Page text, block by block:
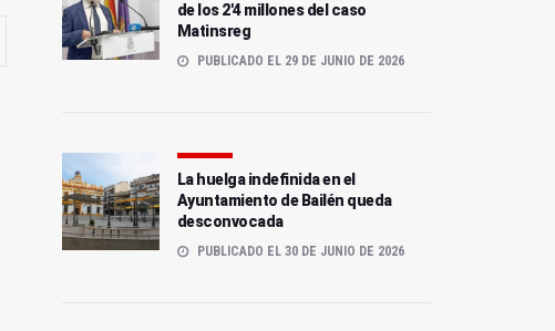
de los 2'4 millones del caso
Matinsreg
PUBLICADO EL 29 DE JUNIO DE 2026
La huelga indefinida en el
Ayuntamiento de Bailén queda
desconvocada
PUBLICADO EL 30 DE JUNIO DE 2026